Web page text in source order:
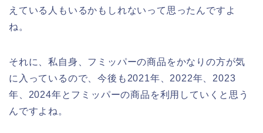
えている人もいるかもしれないって思ったんですよ
ね。
それに、私自身、フミッパーの商品をかなりの方が気
に入っているので、今後も2021年、2022年、2023
年、2024年とフミッパーの商品を利用していくと思う
んですよね。